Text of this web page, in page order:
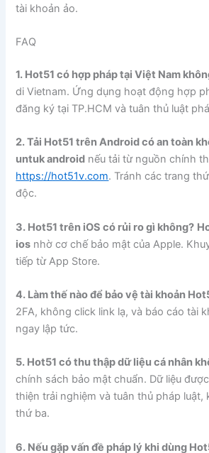
tài khoản ảo.
FAQ
1. Hot51 có hợp pháp tại Việt Nam
di Vietnam. Ứng dụng hoạt động hợp
đăng ký tại TP.HCM và tuân thủ luật
2. Tải Hot51 trên Android có an toàn
untuk android nếu tải từ nguồn chính
https://hot51v.com. Tránh các trang
độc.
3. Hot51 trên iOS có rủi ro gì không?
ios nhờ cơ chế bảo mật của Apple.
tiếp từ App Store.
4. Làm thế nào để bảo vệ tài khoản
2FA, không click link lạ, và báo cáo tài
ngay lập tức.
5. Hot51 có thu thập dữ liệu cá nhân
chính sách bảo mật chuẩn. Dữ liệu
thiện trải nghiệm và tuân thủ pháp luật,
thứ ba.
6. Nếu gặp vấn đề pháp lý khi dùng